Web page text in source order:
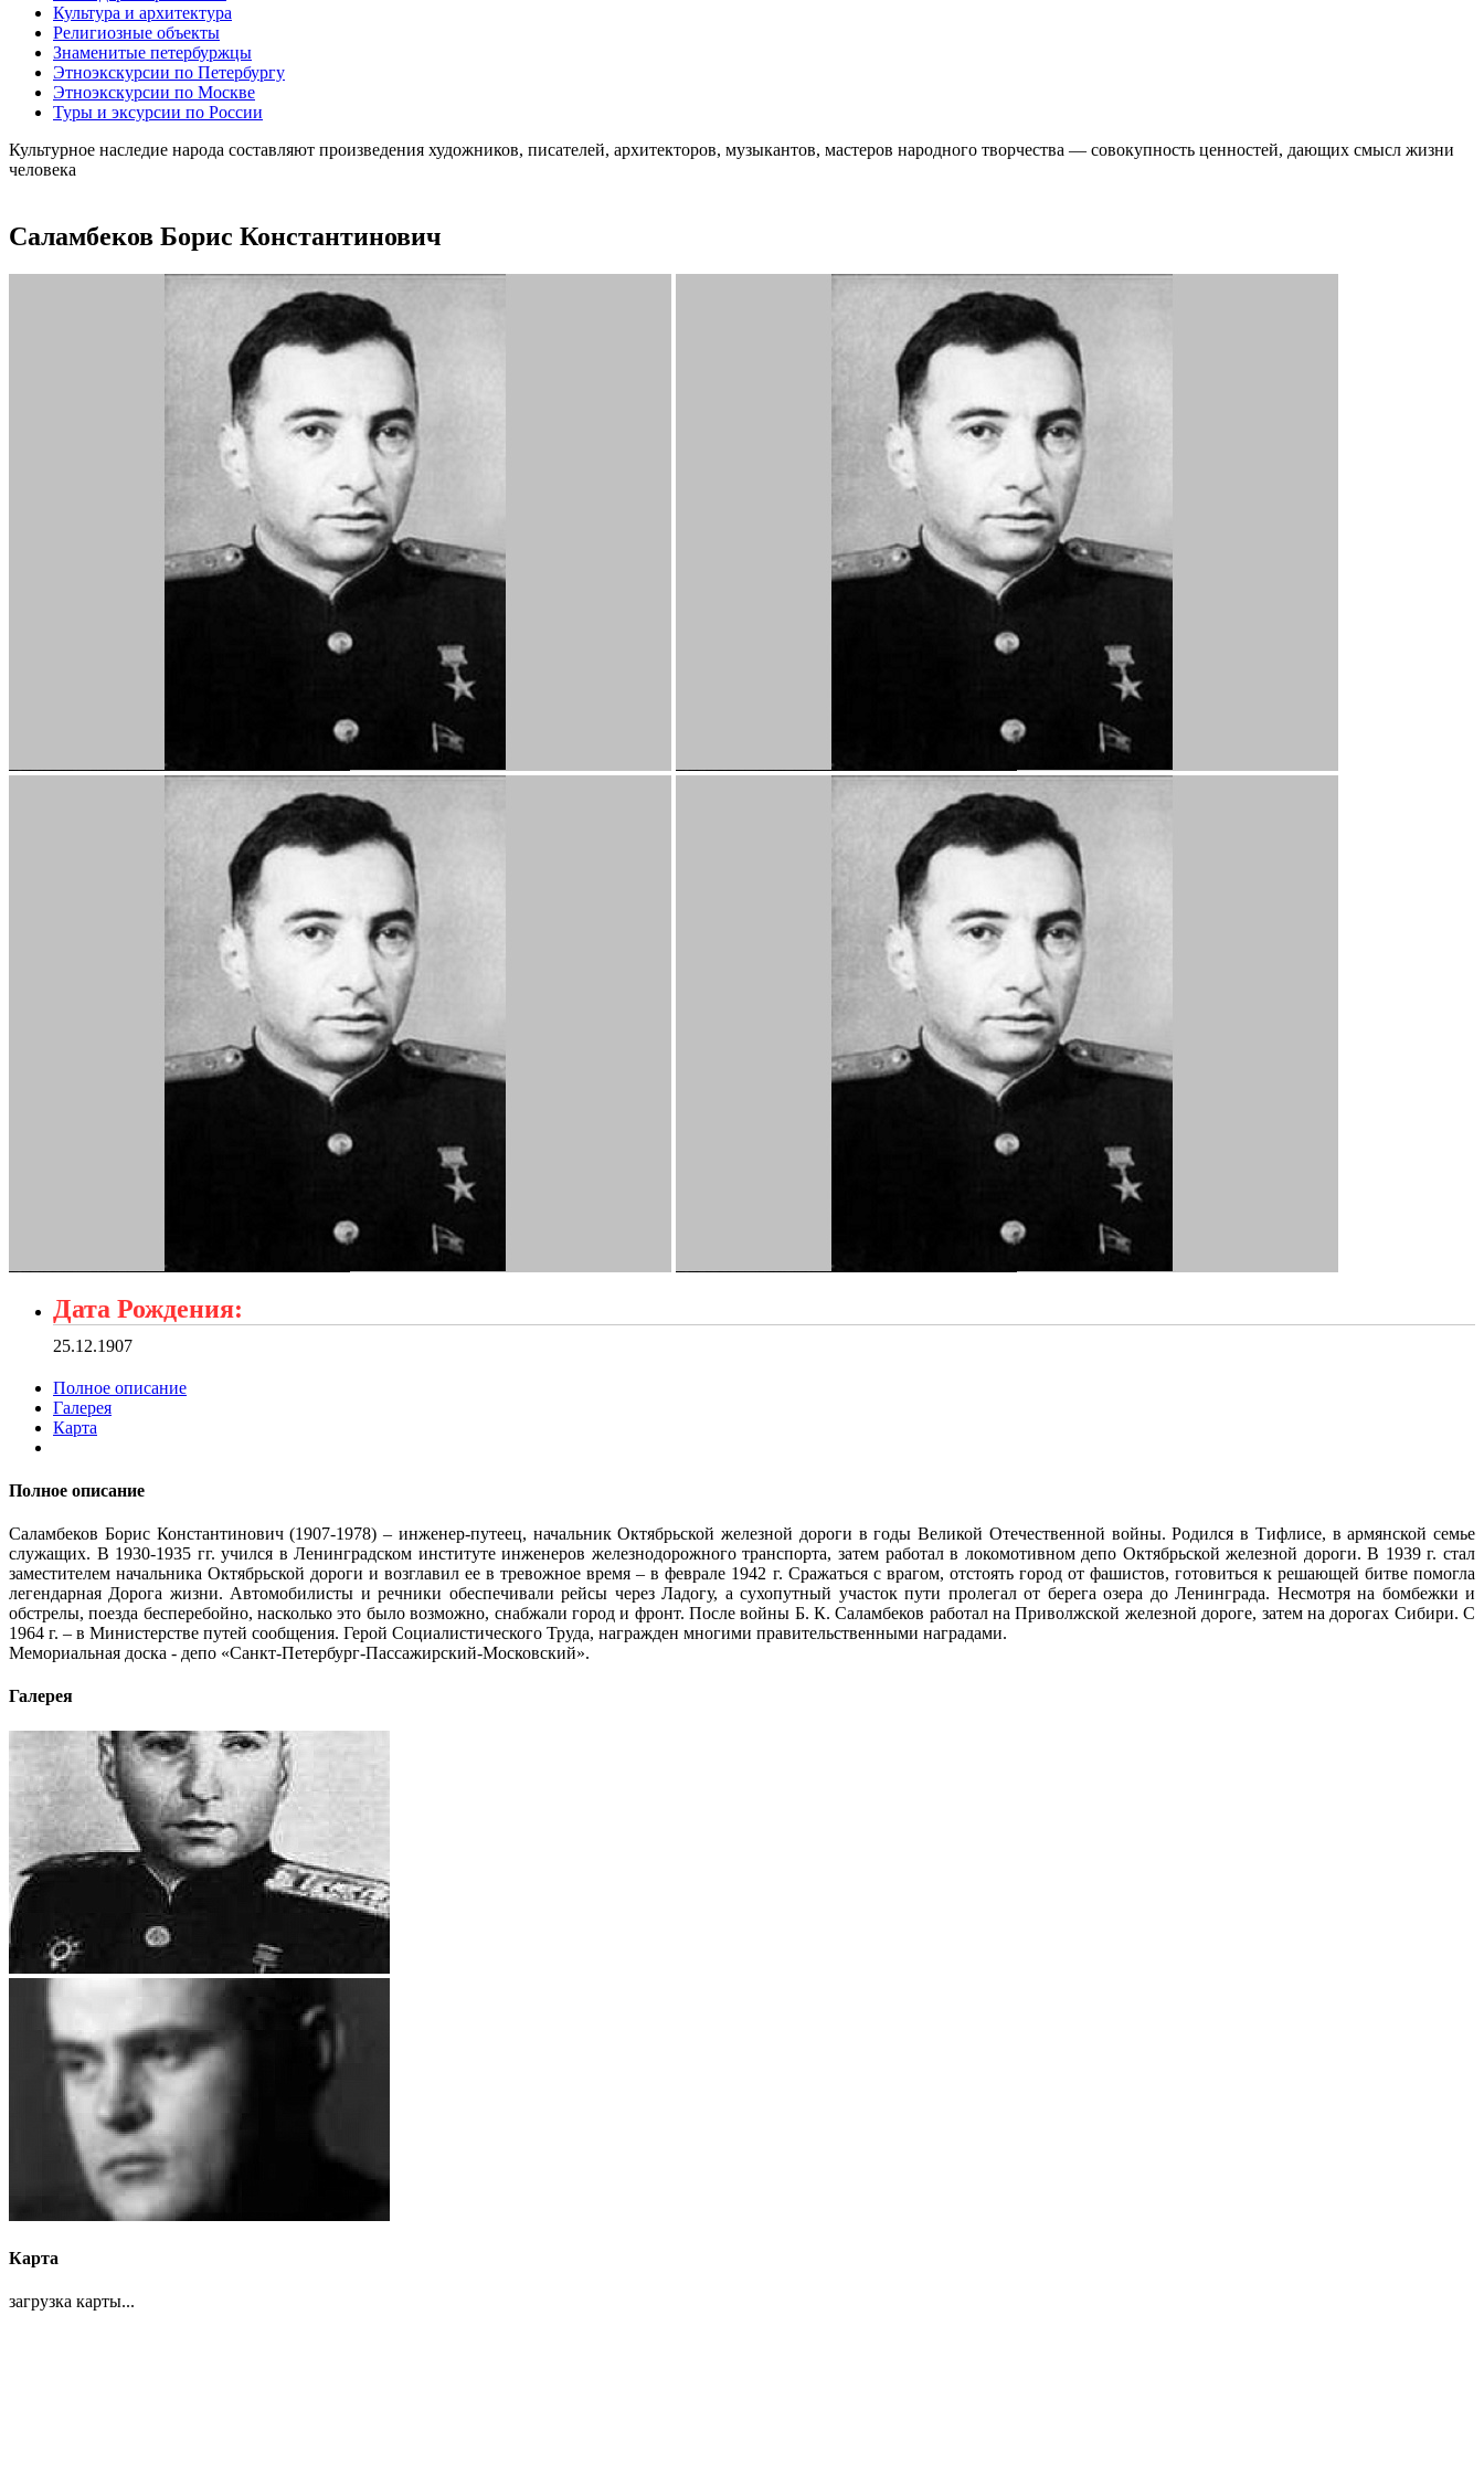
Культура и архитектура
Религиозные объекты
Знаменитые петербуржцы
Этноэкскурсии по Петербургу
Этноэкскурсии по Москве
Туры и эксурсии по России
Культурное наследие народа составляют произведения художников, писателей, архитекторов, музыкантов, мастеров народного творчества ― совокупность ценностей, дающих смысл жизни
человека
Саламбеков Борис Константинович
Дата Рождения:
25.12.1907
Полное описание
Галерея
Карта
Полное описание
Саламбеков Борис Константинович (1907-1978) – инженер-путеец, начальник Октябрьской железной дороги в годы Великой Отечественной войны. Родился в Тифлисе, в армянской семье
служащих. В 1930-1935 гг. учился в Ле­нинградском институте инженеров железнодорожного транспорта, затем работал в локомотивном депо Октябрьской железной дороги. В 1939 г. стал
заместителем начальника Октябрьской дороги и возглавил ее в тревожное время – в феврале 1942 г. Сражаться с врагом, отстоять город от фашистов, готовиться к решающей битве помогла
легендарная Дорога жизни. Автомобилисты и речники обеспечивали рейсы через Ладогу, а сухопутный участок пути пролегал от берега озера до Ленинграда. Несмотря на бомбежки и
обстрелы, поезда бесперебойно, насколько это было возможно, снабжали город и фронт. После войны Б. К. Саламбеков работал на Приволжской железной дороге, затем на дорогах Сибири. С
1964 г. – в Министерстве путей сообщения. Герой Социалистического Труда, награжден многими правительственными наградами.
Мемориальная доска - депо «Санкт-Петербург-Пассажирский-Московский».
Галерея
Карта
загрузка карты...